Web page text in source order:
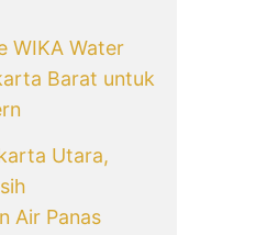
WIKA Water
Barat untuk
Utara,
Air Panas